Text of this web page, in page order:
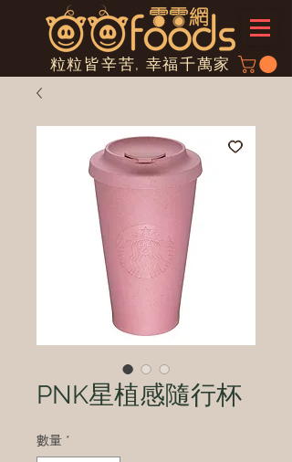
粒粒皆辛苦, 幸福千萬家
PNK星植感隨行杯
數量 *